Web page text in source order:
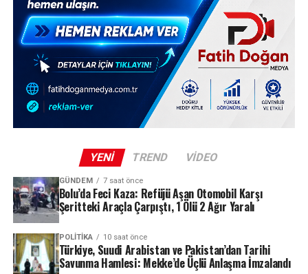
YENI TREND VIDEO
GÜNDEM 7 saat önce
Bolu’da Feci Kaza: Refüjü Aşan Otomobil Karşı
Şeritteki Araçla Çarpıştı, 1 Ölü 2 Ağır Yaralı
POLITIKA 10 saat önce
Türkiye, Suudi Arabistan ve Pakistan’dan Tarihi
Savunma Hamlesi: Mekke’de Üçlü Anlaşma İmzalandı